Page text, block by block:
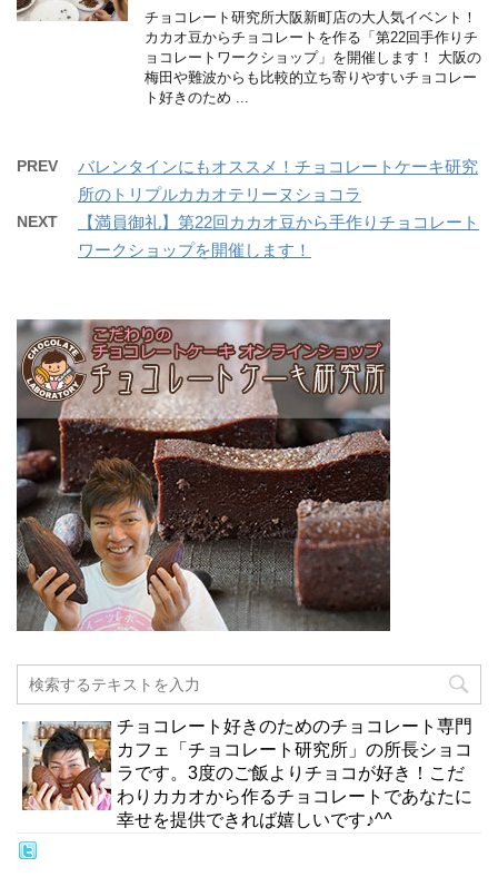
チョコレート研究所大阪新町店の大人気イベント！
カカオ豆からチョコレートを作る「第22回手作りチ
ョコレートワークショップ」を開催します！ 大阪の
梅田や難波からも比較的立ち寄りやすいチョコレー
ト好きのため ...
PREV
バレンタインにもオススメ！チョコレートケーキ研究
所のトリプルカカオテリーヌショコラ
NEXT
【満員御礼】第22回カカオ豆から手作りチョコレート
ワークショップを開催します！
チョコレート好きのためのチョコレート専門
カフェ「チョコレート研究所」の所長ショコ
ラです。3度のご飯よりチョコが好き！こだ
わりカカオから作るチョコレートであなたに
幸せを提供できれば嬉しいです♪^^